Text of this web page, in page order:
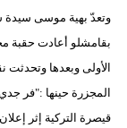
وتعدّ بهية موسى سيدة
بقامشلو أعادت حقبة
الأولى وبعدها
المجزرة حينها :"فر
قيصرة التركية إثر